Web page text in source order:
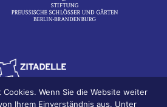
Wenn Sie die Website weiter
Ihrem Einverständnis aus. Unter